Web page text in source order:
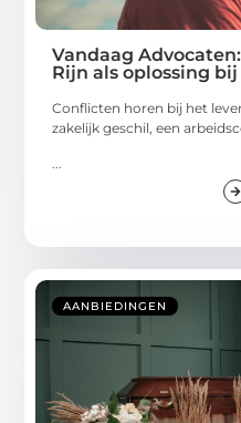
Vandaag
Rijn als oplossing
Conflicten horen bij het
zakelijk geschil, een
...
AANBIEDINGEN